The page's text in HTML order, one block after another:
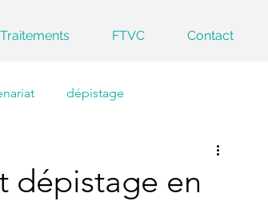
Traitements FTVC Contact
dépistage
dépistage en